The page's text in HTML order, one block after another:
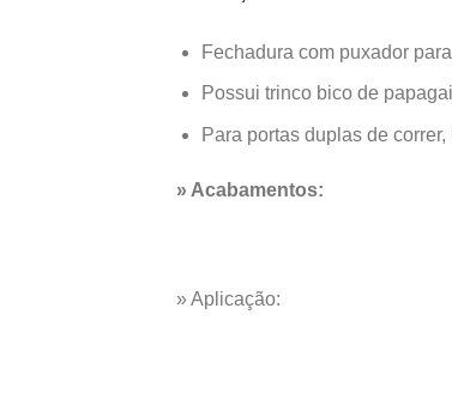
Fechadura com puxador
Possui trinco bico de
Para portas duplas de
» Acabamentos:
» Aplicação: